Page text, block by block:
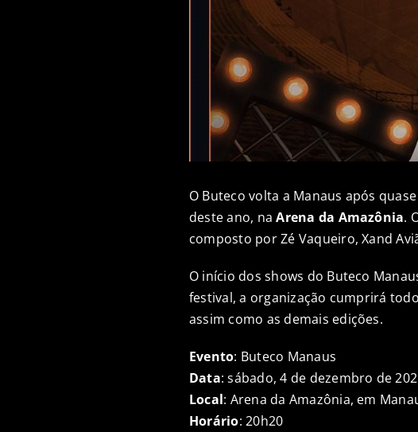
O Buteco volta a Manaus após
deste ano, naArena da Amazônia.
composto por Zé Vaqueiro, Xand
O início dos shows do Buteco
festival, a organização cumprirá
assim como as demais edições.
Evento: Buteco Manaus
Data: sábado, 4 de dezembro de
Local: Arena da Amazônia, em
Horário: 20h20